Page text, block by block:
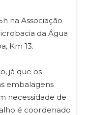
na Associação
da Água
Km 13.
já que os
embalagens
necessidade de
é coordenado